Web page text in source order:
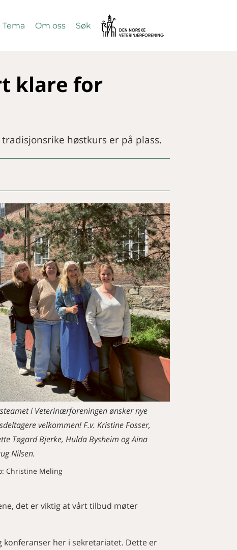
Tema Om oss Søk
Vetnett
klare for
høstkurs er på plass.
i Veterinærforeningen ønsker nye
velkommen! F.v. Kristine Fosser,
Tøgard Bjerke, Hulda Bysheim og Aina
Nilsen.
Christine Meling
det er viktig at vårt tilbud møter
konferanser her i sekretariatet. Dette er